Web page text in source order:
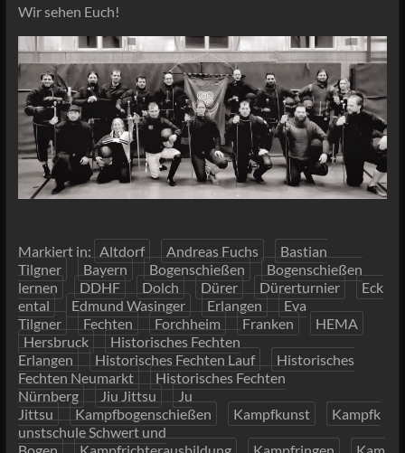
Wir sehen Euch!
Markiert in: Altdorf Andreas Fuchs
Bastian
Tilgner
Bayern Bogenschießen
Bogenschießen
lernen
DDHF Dolch Dürer Dürerturnier
Eck
ental
Edmund Wasinger Erlangen
Eva
Tilgner
Fechten Forchheim Franken
HEMA
Hersbruck
Historisches Fechten
Erlangen
Historisches Fechten Lauf
Historisches
Fechten Neumarkt
Historisches Fechten
Nürnberg
Jiu Jittsu
Ju
Jittsu
Kampfbogenschießen Kampfkunst
Kampfk
unstschule Schwert und